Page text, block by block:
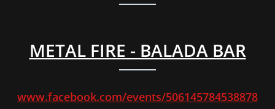
METAL FIRE - BALADA BAR
www.facebook.com/events/506145784538878